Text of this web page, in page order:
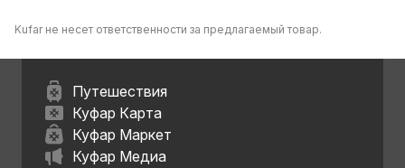
Kufar не несет ответственности за предлагаемый товар.
Путешествия
Куфар Карта
Куфар Маркет
Куфар Медиа